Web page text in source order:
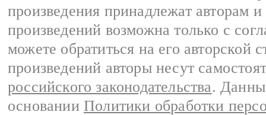
произведения принадлежат авторам
произведений возможна только с
можете обратиться на его авторской
произведений авторы несут
российского законодательства.
основании Политики обработки